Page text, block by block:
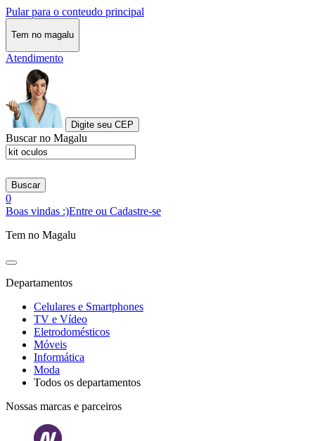
Pular para o conteudo principal
Tem no magalu
Atendimento
Digite seu CEP
Buscar no Magalu
Buscar
0
Boas vindas :)Entre ou Cadastre-se
Tem no Magalu
Departamentos
Celulares e Smartphones
TV e Vídeo
Eletrodomésticos
Móveis
Informática
Moda
Todos os departamentos
Nossas marcas e parceiros